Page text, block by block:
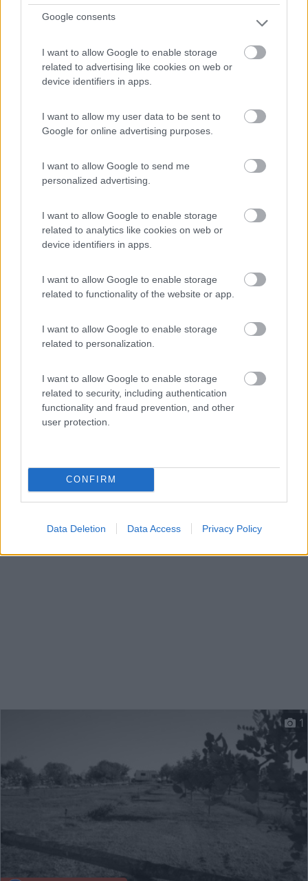
Google consents
I want to allow Google to enable storage
related to advertising like cookies on web or
device identifiers in apps.
I want to allow my user data to be sent to
Google for online advertising purposes.
I want to allow Google to send me
personalized advertising.
I want to allow Google to enable storage
related to analytics like cookies on web or
device identifiers in apps.
I want to allow Google to enable storage
related to functionality of the website or app.
I want to allow Google to enable storage
related to personalization.
I want to allow Google to enable storage
related to security, including authentication
functionality and fraud prevention, and other
user protection.
CONFIRM
Data Deletion Data Access Privacy Policy
Servizi / Posizione
La struttura dispone di chalet e area camper con
Enna (EN) - 81.3km
Strada Vicinale Gerace, 166
Area di sosta (PS+CS)
5,3 18
Servizi / Posizione
1